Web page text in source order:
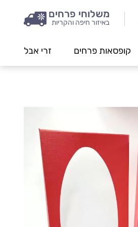
משלוחי פרחים
באיזור חיפה והקריות
קופסאות פרחים זרי אבל